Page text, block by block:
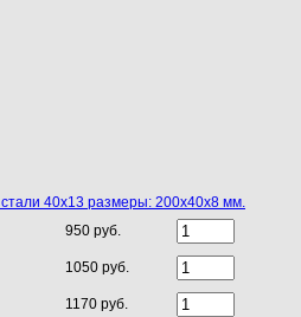
40х13 размеры: 200х40х8 мм.
950 руб.
1050 руб.
1170 руб.